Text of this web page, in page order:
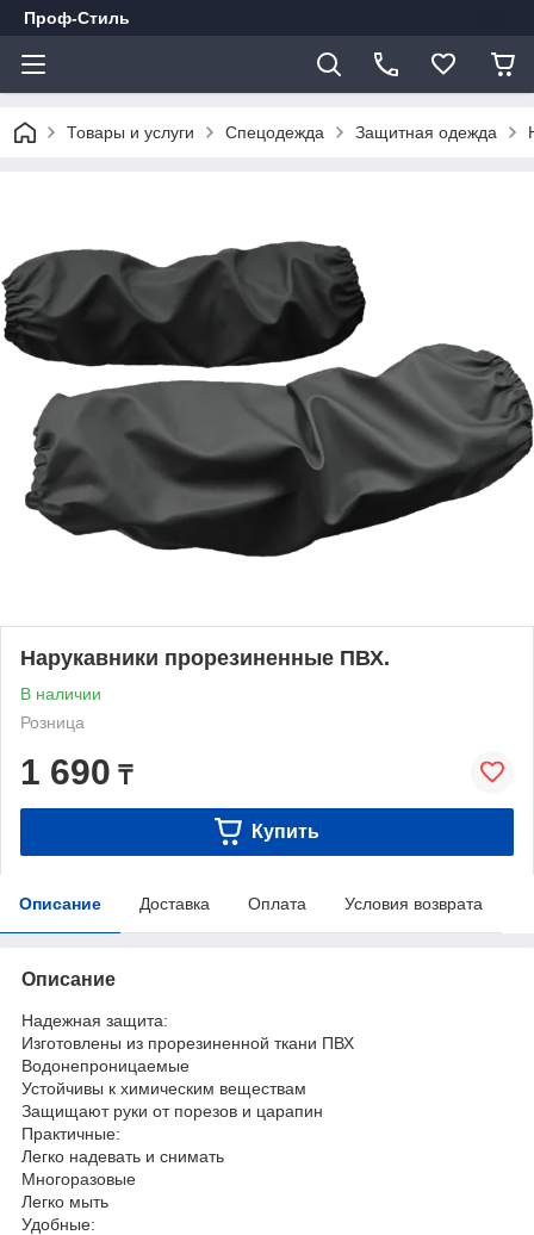
Проф-Стиль
Товары и услуги Спецодежда Защитная одежда
Нарукавники прорезиненные ПВХ.
В наличии
Розница
1 690 ₸
Купить
Описание Доставка Оплата Условия возврата
Описание
Надежная защита:
Изготовлены из прорезиненной ткани ПВХ
Водонепроницаемые
Устойчивы к химическим веществам
Защищают руки от порезов и царапин
Практичные:
Легко надевать и снимать
Многоразовые
Легко мыть
Удобные: